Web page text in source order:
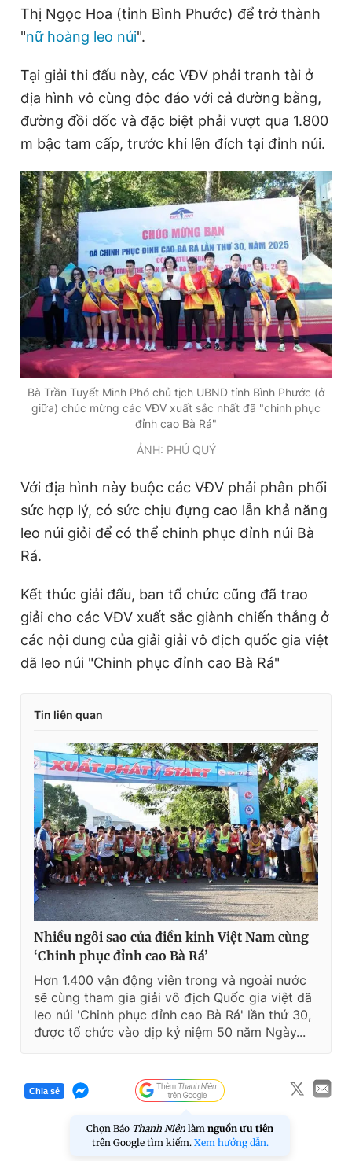
Thị Ngọc Hoa (tỉnh Bình Phước) để trở thành
"nữ hoàng leo núi".
Tại giải thi đấu này, các VĐV phải tranh tài ở
địa hình vô cùng độc đáo với cả đường bằng,
đường đồi dốc và đặc biệt phải vượt qua 1.800
m bậc tam cấp, trước khi lên đích tại đỉnh núi.
Bà Trần Tuyết Minh Phó chủ tịch UBND tỉnh Bình Phước (ở
giữa) chúc mừng các VĐV xuất sắc nhất đã "chinh phục
đỉnh cao Bà Rá"
ẢNH: PHÚ QUÝ
Với địa hình này buộc các VĐV phải phân phối
sức hợp lý, có sức chịu đựng cao lẫn khả năng
leo núi giỏi để có thể chinh phục đỉnh núi Bà
Rá.
Kết thúc giải đấu, ban tổ chức cũng đã trao
giải cho các VĐV xuất sắc giành chiến thắng ở
các nội dung của giải giải vô địch quốc gia việt
dã leo núi "Chinh phục đỉnh cao Bà Rá"
Tin liên quan
Nhiều ngôi sao của điền kinh Việt Nam cùng
‘Chinh phục đỉnh cao Bà Rá’
Hơn 1.400 vận động viên trong và ngoài nước
sẽ cùng tham gia giải vô địch Quốc gia việt dã
leo núi 'Chinh phục đỉnh cao Bà Rá' lần thứ 30,
được tổ chức vào dịp kỷ niệm 50 năm Ngày...
Chia sẻ
Chọn Báo Thanh Niên làm nguồn ưu tiên
trên Google tìm kiếm. Xem hướng dẫn.